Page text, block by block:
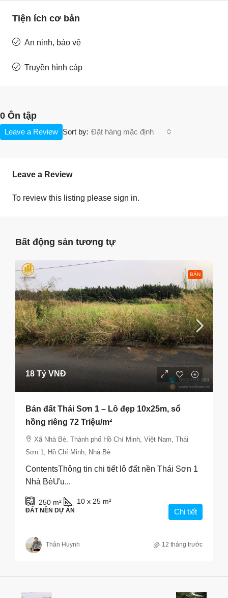
Tiện ích cơ bản
An ninh, bảo vệ
Truyền hình cáp
0 Ôn tập
Sort by: Đặt hàng mặc định
Leave a Review
Leave a Review
To review this listing please sign in.
Bất động sản tương tự
BÁN
18 Tỷ VNĐ
Bán đất Thái Sơn 1 – Lô đẹp 10x25m, sổ
hồng riêng 72 Triệu/m²
Xã Nhà Bè, Thành phố Hồ Chí Minh, Việt Nam, Thái
Sơn 1, Hồ Chí Minh, Nhà Bè
ContentsThông tin chi tiết lô đất nền Thái Sơn 1
Nhà BèƯu...
250 m² 10 x 25 m²
ĐẤT NỀN DỰ ÁN Chi tiết
Thân Huynh 12 tháng trước